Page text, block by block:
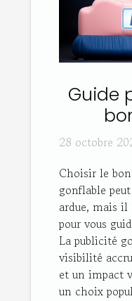
Guide
28 octobre
Choisir le
gonflable
ardue, mais il
pour vous
La publicité
visibilité
et un impact
un choix